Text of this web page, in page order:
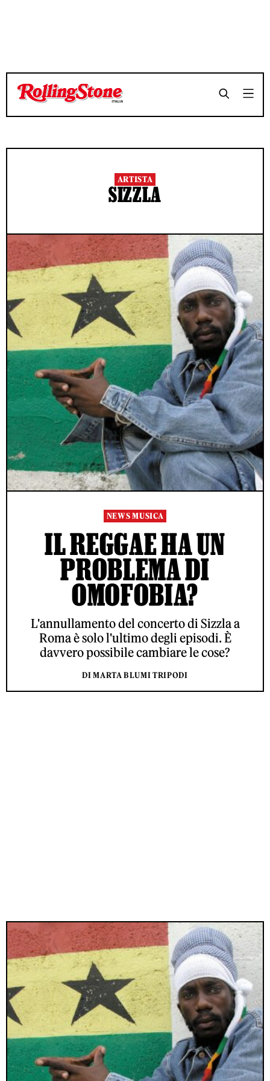
ARTISTA
SIZZLA
NEWS MUSICA
IL REGGAE HA UN
PROBLEMA DI
OMOFOBIA?
L'annullamento del concerto di Sizzla a
Roma è solo l'ultimo degli episodi. È
davvero possibile cambiare le cose?
DI MARTA BLUMI TRIPODI